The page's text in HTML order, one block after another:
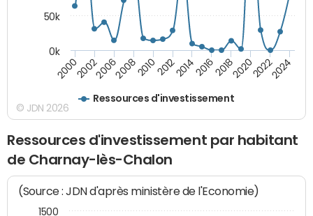
Ressources d'investissement
200020022006200820102012201420162018202020222024
0k
50k
© JDN 2026
Ressources d'investissement par habitant
de Charnay-lès-Chalon
(Source : JDN d'après ministère de l'Economie)
1500